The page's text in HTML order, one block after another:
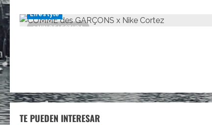
2 MIN DE LECTURA
Lifestyle
TE PUEDEN INTERESAR